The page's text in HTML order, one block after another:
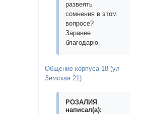
развеять
сомнения в этом
вопросе?
Заранее
благодарю.
Общение корпуса 18 (ул
Земская 21)
РОЗАЛИЯ
написал(а):